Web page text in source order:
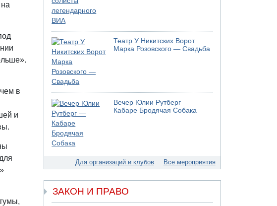
в
и
05.08.2026 10:19
Хуситы сообщают об атаке по Саудовскому
танкеру
Левые активисты пытались ворваться в офис
"Религиозного сионизма"
В Дубае поднимается дым над портом
Еще один меморандум для Ирана
Театр У Никитских Ворот
Марка Розовского — Свадьба
Вечер Юлии Рутберг —
Кабаре Бродячая Собака
Для организаций и клубов Все мероприятия
ЗАКОН И ПРАВО